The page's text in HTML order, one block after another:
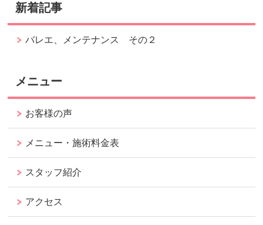
新着記事
バレエ、メンテナンス その２
メニュー
お客様の声
メニュー・施術料金表
スタッフ紹介
アクセス